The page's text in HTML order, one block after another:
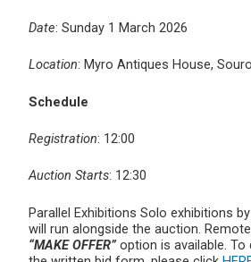
Date: Sunday 1 March 2026
Location: Myro Antiques House,
Schedule
Registration: 12:00
Auction Starts: 12:30
Parallel Exhibitions Solo exhibitions
will run alongside the auction.
“MAKE OFFER”option is available. To